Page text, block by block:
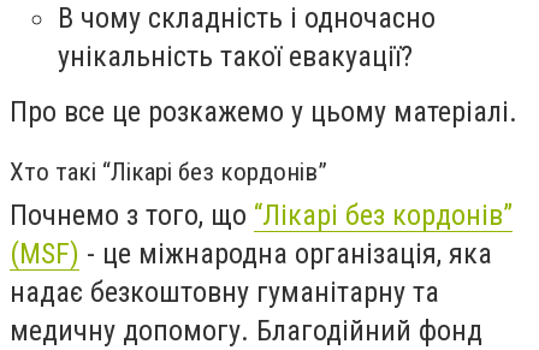
В чому складність і одночасно
унікальність такої евакуації?
Про все це розкажемо у цьому матеріалі.
Хто такі “Лікарі без кордонів”
Почнемо з того, що “Лікарі без кордонів”
(MSF) - це міжнародна організація, яка
надає безкоштовну гуманітарну та
медичну допомогу. Благодійний фонд